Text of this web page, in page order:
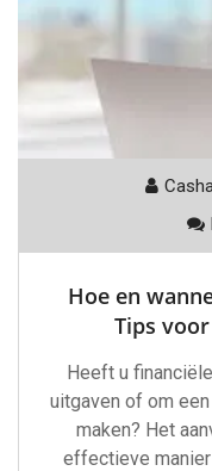
Hoe en
Tips
Heeft u
uitgaven of om
maken? Het
effectieve